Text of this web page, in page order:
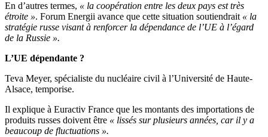
En d’autres termes, « la coopération entre les deux pays est très
étroite ». Forum Energii avance que cette situation soutiendrait « la
stratégie russe visant à renforcer la dépendance de l’UE à l’égard
de la Russie ».
L’UE dépendante ?
Teva Meyer, spécialiste du nucléaire civil à l’Université de Haute-
Alsace, temporise.
Il explique à Euractiv France que les montants des importations de
produits russes doivent être « lissés sur plusieurs années, car il y a
beaucoup de fluctuations ».